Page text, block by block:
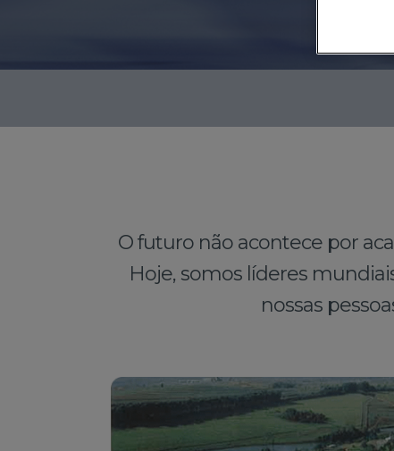
O futuro não acontece por
Hoje, somos líderes
nossas